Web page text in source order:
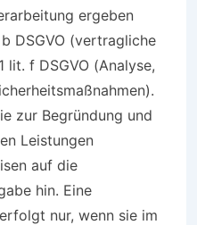
ergeben
DSGVO (vertragliche
lit. f DSGVO (Analyse,
zur Begründung und
Leistungen
auf die
hin. Eine
nur, wenn sie im